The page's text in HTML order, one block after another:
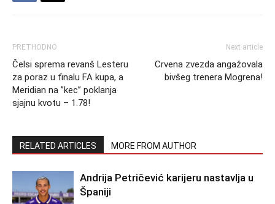
PRETHODNO
Čelsi sprema revanš Lesteru
za poraz u finalu FA kupa, a
Meridian na ”kec” poklanja
sjajnu kvotu – 1.78!
Next article
Crvena zvezda angažovala
bivšeg trenera Mogrena!
RELATED ARTICLES MORE FROM AUTHOR
Andrija Petričević karijeru nastavlja u
Španiji